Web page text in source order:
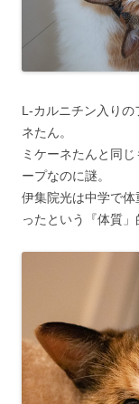
L-カルニチン入り
ネたん。
ミケーネたんと同
ープなのに謎。
伊集院光は中学で
ったという『体質